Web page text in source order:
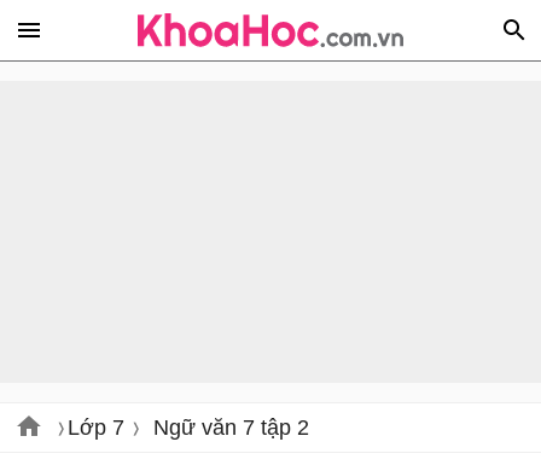
Lớp 7 Ngữ văn 7 tập 2